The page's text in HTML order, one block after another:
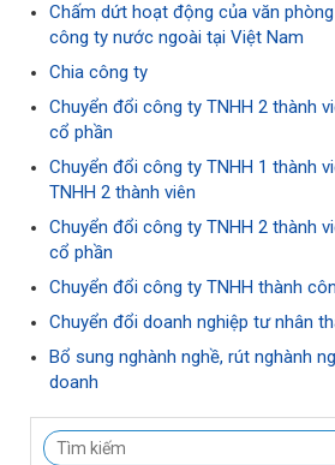
Chấm dứt hoạt động của văn
công ty nước ngoài tại Việt Nam
Chia công ty
Chuyển đổi công ty TNHH 2 thành
cổ phần
Chuyển đổi công ty TNHH 1 thành
TNHH 2 thành viên
Chuyển đổi công ty TNHH 2 thành
cổ phần
Chuyển đổi công ty TNHH thành
Chuyển đổi doanh nghiệp tư nhân
Bổ sung nghành nghề, rút nghành
doanh